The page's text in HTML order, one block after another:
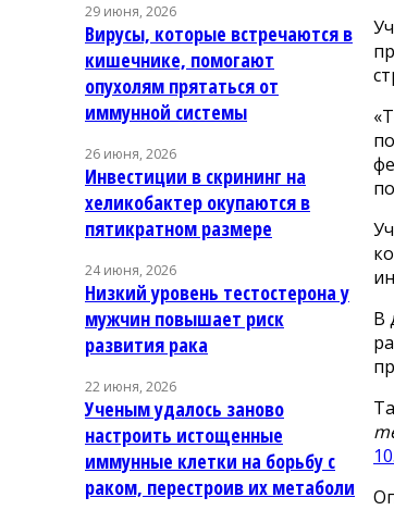
В
29 июня, 2026
Вирусы, которые встречаются в
кишечнике, помогают
опухолям прятаться от
иммунной системы
26 июня, 2026
Инвестиции в скрининг на
хеликобактер окупаются в
пятикратном размере
24 июня, 2026
Низкий уровень тестостерона у
мужчин повышает риск
развития рака
22 июня, 2026
Ученым удалось заново
настроить истощенные
иммунные клетки на борьбу с
раком, перестроив их метаболи